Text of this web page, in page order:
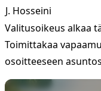
J. Hosseini
Valitusoikeus alkaa
Toimittakaa
osoitteeseen